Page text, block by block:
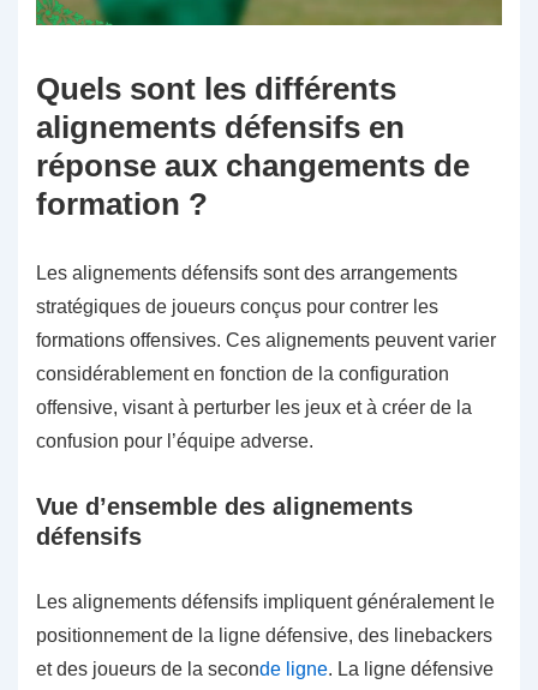
Quels sont les différents
alignements défensifs en
réponse aux changements de
formation ?
Les alignements défensifs sont des arrangements
stratégiques de joueurs conçus pour contrer les
formations offensives. Ces alignements peuvent varier
considérablement en fonction de la configuration
offensive, visant à perturber les jeux et à créer de la
confusion pour l’équipe adverse.
Vue d’ensemble des alignements
défensifs
Les alignements défensifs impliquent généralement le
positionnement de la ligne défensive, des linebackers
et des joueurs de la seconde ligne. La ligne défensive